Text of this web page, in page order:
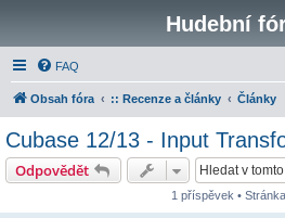
Hudební
FAQ
Obsah fóra :: Recenze a články Články
Cubase 12/13 - Input
Odpovědět
1 příspěvek • Stránka